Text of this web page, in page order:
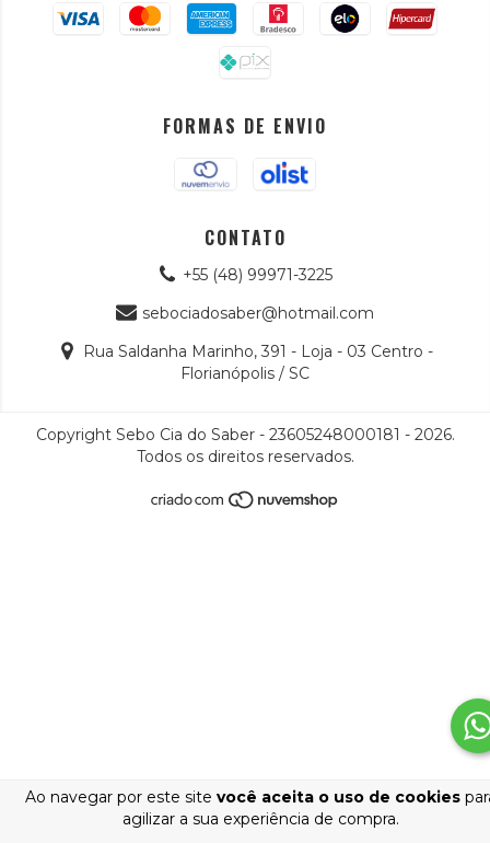
Ao navegar por este site você aceita o uso de cookies
agilizar a sua experiência de compra.
FORMAS DE ENVIO
CONTATO
+55 (48) 99971-3225
sebociadosaber@hotmail.com
Rua Saldanha Marinho, 391 - Loja - 03 Centro -
Florianópolis / SC
Copyright Sebo Cia do Saber - 23605248000181 - 2026.
Todos os direitos reservados.